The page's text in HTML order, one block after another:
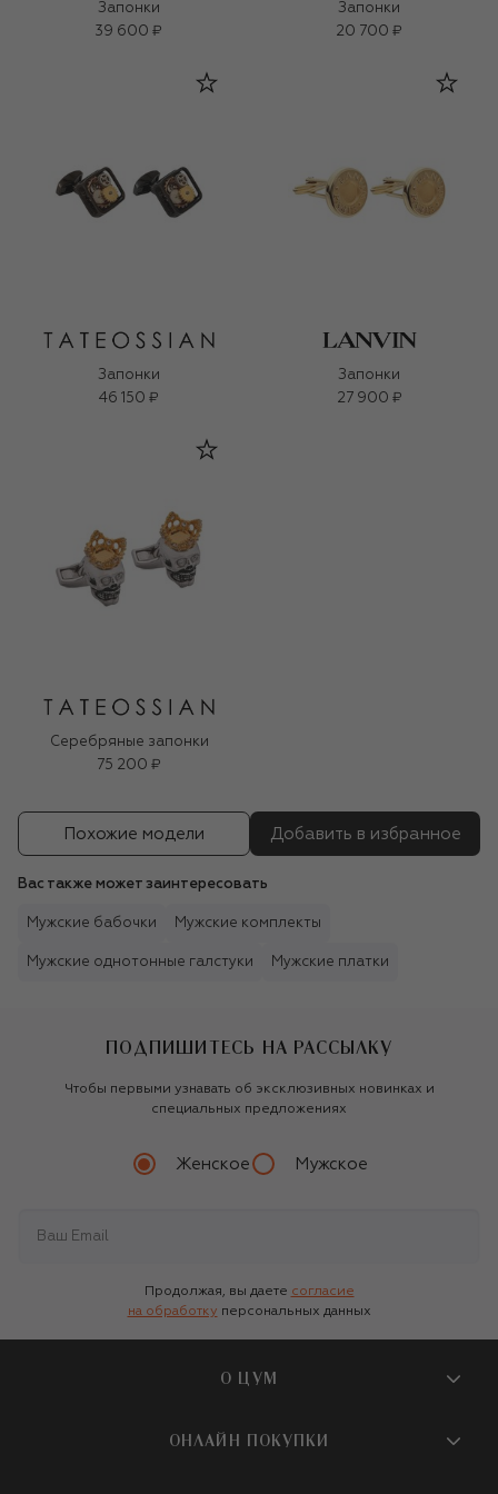
Запонки
39 600 ₽
Запонки
20 700 ₽
Запонки
46 150 ₽
Запонки
27 900 ₽
Серебряные запонки
75 200 ₽
Похожие модели Добавить в избранное
Вас также может заинтересовать
Мужские бабочки Мужские комплекты
Мужские однотонные галстуки Мужские платки
ПОДПИШИТЕСЬ НА РАССЫЛКУ
Чтобы первыми узнавать об эксклюзивных новинках и
специальных предложениях
Женское Мужское
Продолжая, вы даете согласие
на обработку персональных данных
О ЦУМ
О магазине
ОНЛАЙН ПОКУПКИ